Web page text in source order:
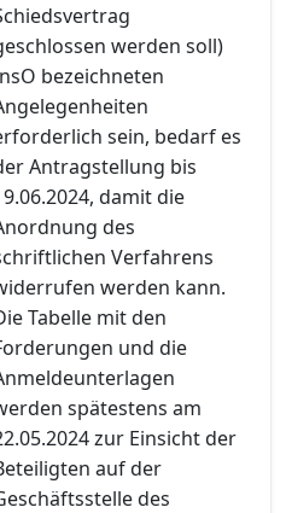
werden soll)
bezeichneten
sein, bedarf es
Antragstellung bis
damit die
des
Verfahrens
werden kann.
Tabelle mit den
und die
spätestens am
zur Einsicht der
auf der
des